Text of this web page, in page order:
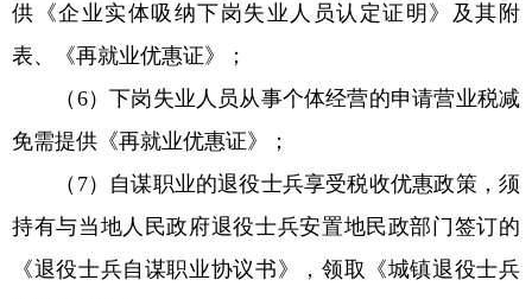
供《企业实体吸纳下岗失业人员认定证明》及其附
表、《再就业优惠证》；
（6）下岗失业人员从事个体经营的申请营业税减
免需提供《再就业优惠证》；
（7）自谋职业的退役士兵享受税收优惠政策，须
持有与当地人民政府退役士兵安置地民政部门签订的
《退役士兵自谋职业协议书》，领取《城镇退役士兵